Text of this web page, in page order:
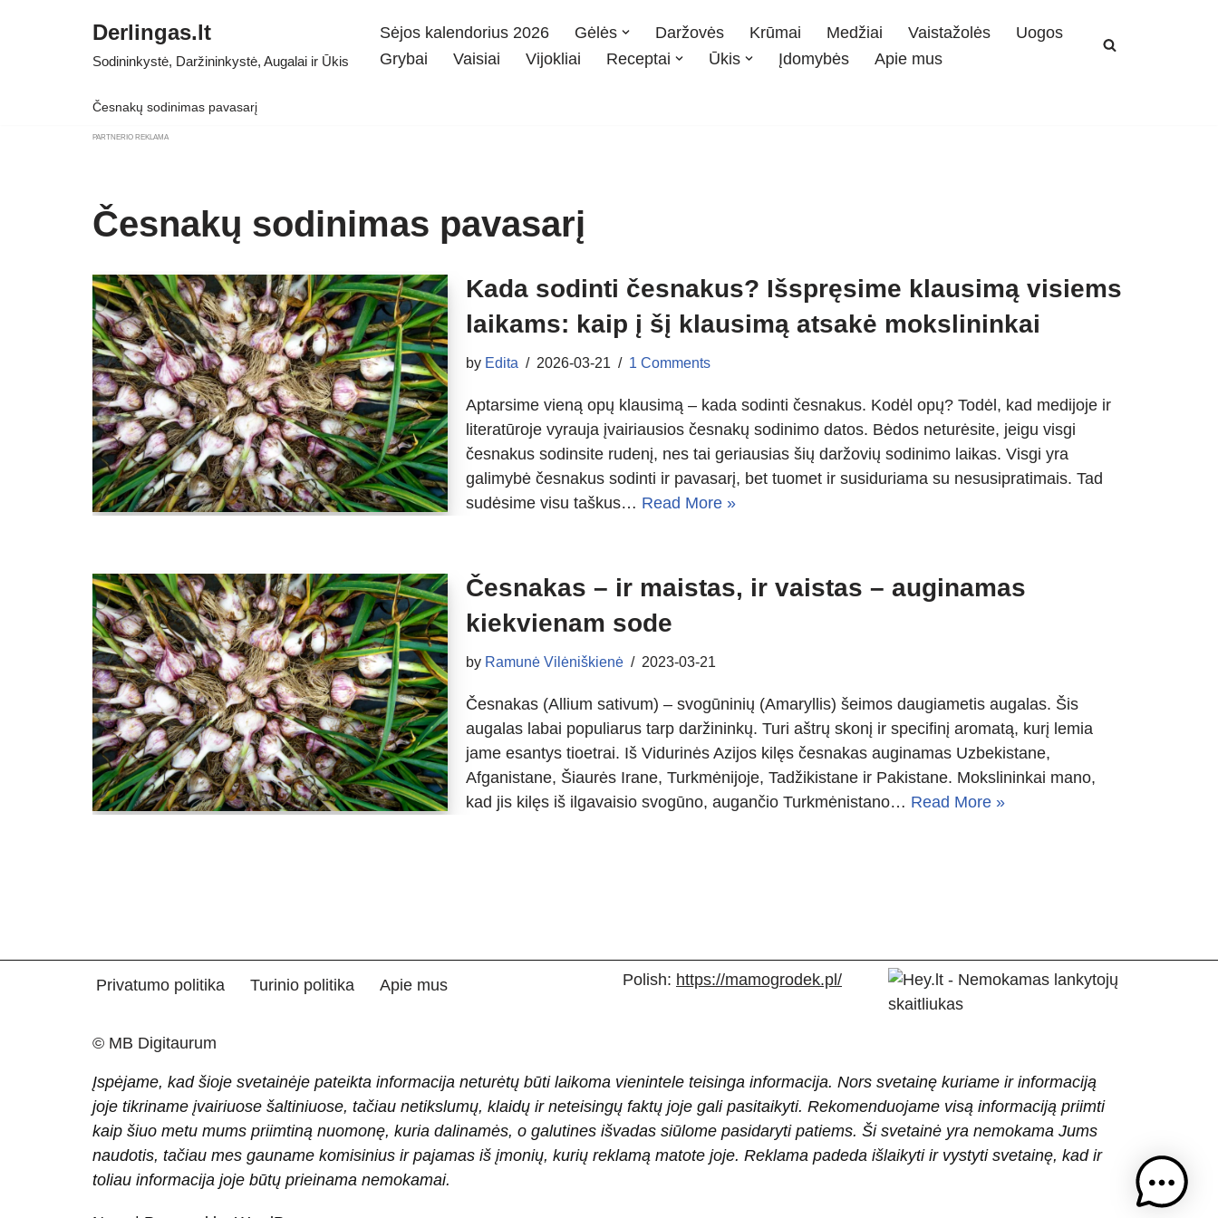
Derlingas.lt
Sodininkystė, Daržininkystė, Augalai ir Ūkis
Sėjos kalendorius 2026 Gėlės Daržovės Krūmai Medžiai Vaistažolės
Uogos
Grybai
Vaisiai Vijokliai Receptai Ūkis Įdomybės Apie mus
Česnakų sodinimas pavasarį
PARTNERIO REKLAMA
Česnakų sodinimas pavasarį
Kada sodinti česnakus? Išspręsime klausimą visiems
laikams: kaip į šį klausimą atsakė mokslininkai
by Edita 2026-03-21 1 Comments
Aptarsime vieną opų klausimą – kada sodinti česnakus. Kodėl opų? Todėl, kad medijoje ir
literatūroje vyrauja įvairiausios česnakų sodinimo datos. Bėdos neturėsite, jeigu visgi
česnakus sodinsite rudenį, nes tai geriausias šių daržovių sodinimo laikas. Visgi yra
galimybė česnakus sodinti ir pavasarį, bet tuomet ir susiduriama su nesusipratimais. Tad
sudėsime visu taškus… Read More »
Česnakas – ir maistas, ir vaistas – auginamas
kiekvienam sode
by Ramunė Vilėniškienė 2023-03-21
Česnakas (Allium sativum) – svogūninių (Amaryllis) šeimos daugiametis augalas. Šis
augalas labai populiarus tarp daržininkų. Turi aštrų skonį ir specifinį aromatą, kurį lemia
jame esantys tioetrai. Iš Vidurinės Azijos kilęs česnakas auginamas Uzbekistane,
Afganistane, Šiaurės Irane, Turkmėnijoje, Tadžikistane ir Pakistane. Mokslininkai mano,
kad jis kilęs iš ilgavaisio svogūno, augančio Turkmėnistano… Read More »
Privatumo politika Turinio politika Apie mus Polish: https://mamogrodek.pl/
© MB Digitaurum
Įspėjame, kad šioje svetainėje pateikta informacija neturėtų būti laikoma vienintele teisinga informacija. Nors svetainę kuriame ir informaciją
joje tikriname įvairiuose šaltiniuose, tačiau netikslumų, klaidų ir neteisingų faktų joje gali pasitaikyti. Rekomenduojame visą informaciją priimti
kaip šiuo metu mums priimtiną nuomonę, kuria dalinamės, o galutines išvadas siūlome pasidaryti patiems. Ši svetainė yra nemokama Jums
naudotis, tačiau mes gauname komisinius ir pajamas iš įmonių, kurių reklamą matote joje. Reklama padeda išlaikyti ir vystyti svetainę, kad ir
toliau informacija joje būtų prieinama nemokamai.